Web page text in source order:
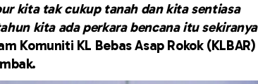
kita tak cukup tanah dan kita sentiasa
kita ada perkara bencana itu sekiranya
Komuniti KL Bebas Asap Rokok (KLBAR)